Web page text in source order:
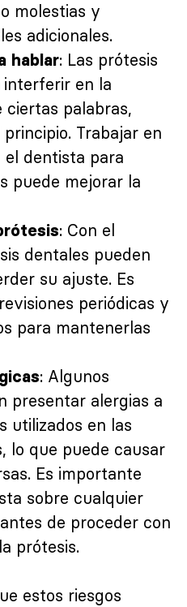
molestias y
adicionales.
hablar: Las prótesis
en la
ciertas palabras,
Trabajar en
el dentista para
puede mejorar la
: Con el
dentales pueden
su ajuste. Es
periódicas y
para mantenerlas
: Algunos
presentar alergias a
utilizados en las
lo que puede causar
Es importante
sobre cualquier
de proceder con
prótesis.
estos riesgos